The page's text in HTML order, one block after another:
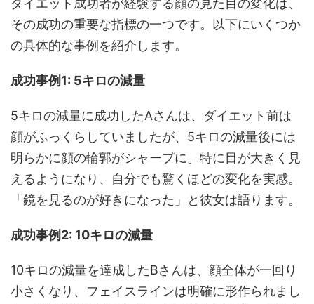
ダイエット成功者が経験する顔の見た目の変化は、
その成功の重要な指標の一つです。以下にいくつか
の具体的な事例を紹介します。
成功事例1: 5キロの減量
5キロの減量に成功したAさんは、ダイエット前は
顔がふっくらしていましたが、5キロの減量後には
明らかに顔の輪郭がシャープに。特に目が大きく見
えるようになり、自分でも驚くほどの変化を実感。
「鏡を見るのが好きになった」と彼女は語ります。
成功事例2: 10キロの減量
10キロの減量を達成したBさんは、顔全体が一回り
小さくなり、フェイスラインは明確に形作られまし